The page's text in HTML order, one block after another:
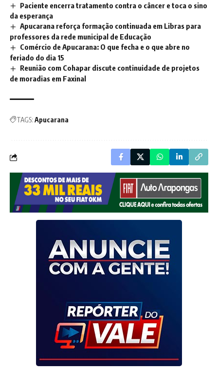
Paciente encerra tratamento contra o câncer e toca o sino
da esperança
Apucarana reforça formação continuada em Libras para
professores da rede municipal de Educação
Comércio de Apucarana: O que fecha e o que abre no
feriado do dia 15
Reunião com Cohapar discute continuidade de projetos
de moradias em Faxinal
TAGS: Apucarana